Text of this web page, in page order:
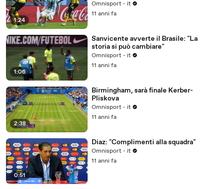
1:24
Omnisport - it
11 anni fa
1:06
Sanvicente avverte il Brasile: "La
storia si può cambiare"
Omnisport - it
11 anni fa
2:38
Birmingham, sarà finale Kerber-
Pliskova
Omnisport - it
11 anni fa
0:51
Diaz: "Complimenti alla squadra"
Omnisport - it
11 anni fa